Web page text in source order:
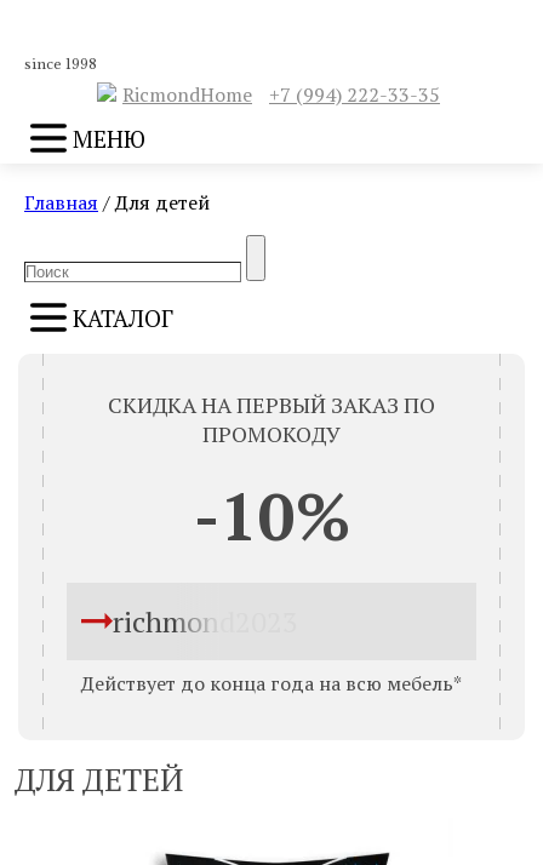
since 1998
RicmondHome +7 (994) 222-33-35
МЕНЮ
Главная / Для детей
for:
КАТАЛОГ
СКИДКА НА ПЕРВЫЙ ЗАКАЗ ПО
ПРОМОКОДУ
-10%
richmond2023
Действует до конца года на всю мебель*
ДЛЯ ДЕТЕЙ